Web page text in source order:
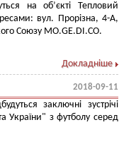
на об’єкті Тепловий
вул. Прорізна, 4-А,
Союзу MO.GE.DI.CO.
Докладніше
2018-09-11
заключні зустрічі
України" з футболу серед